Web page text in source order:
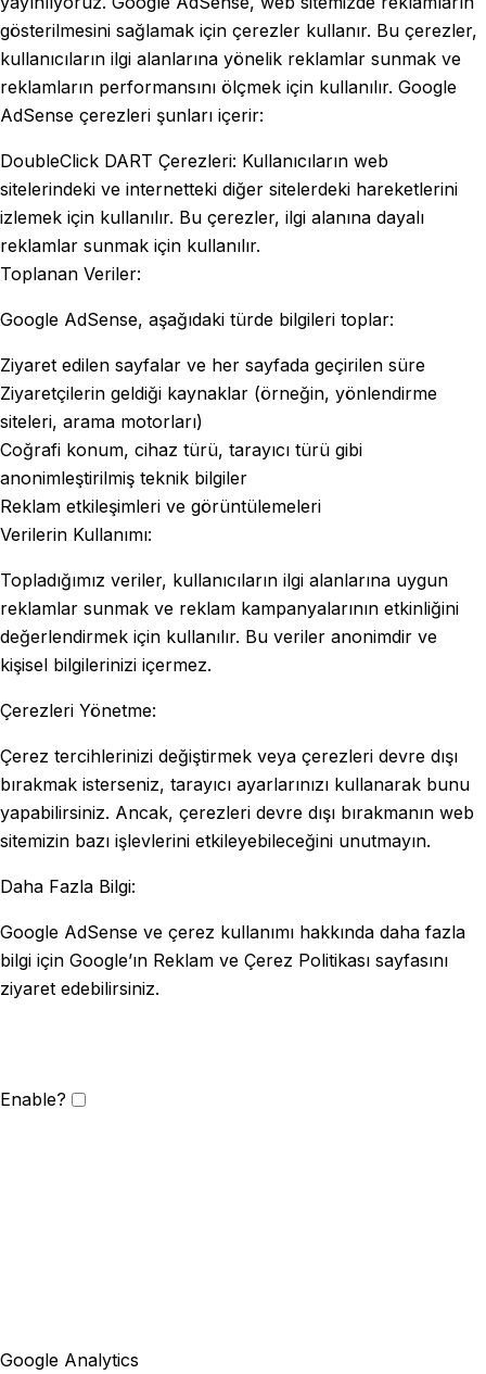
gösterilmesini sağlamak için çerezler kullanır. Bu çerezler,
kullanıcıların ilgi alanlarına yönelik reklamlar sunmak ve
reklamların performansını ölçmek için kullanılır. Google
AdSense çerezleri şunları içerir:
DoubleClick DART Çerezleri: Kullanıcıların web
sitelerindeki ve internetteki diğer sitelerdeki hareketlerini
izlemek için kullanılır. Bu çerezler, ilgi alanına dayalı
reklamlar sunmak için kullanılır.
Toplanan Veriler:
Google AdSense, aşağıdaki türde bilgileri toplar:
Ziyaret edilen sayfalar ve her sayfada geçirilen süre
Ziyaretçilerin geldiği kaynaklar (örneğin, yönlendirme
siteleri, arama motorları)
Coğrafi konum, cihaz türü, tarayıcı türü gibi
anonimleştirilmiş teknik bilgiler
Reklam etkileşimleri ve görüntülemeleri
Verilerin Kullanımı:
Topladığımız veriler, kullanıcıların ilgi alanlarına uygun
reklamlar sunmak ve reklam kampanyalarının etkinliğini
değerlendirmek için kullanılır. Bu veriler anonimdir ve
kişisel bilgilerinizi içermez.
Çerezleri Yönetme:
Çerez tercihlerinizi değiştirmek veya çerezleri devre dışı
bırakmak isterseniz, tarayıcı ayarlarınızı kullanarak bunu
yapabilirsiniz. Ancak, çerezleri devre dışı bırakmanın web
sitemizin bazı işlevlerini etkileyebileceğini unutmayın.
Daha Fazla Bilgi:
Google AdSense ve çerez kullanımı hakkında daha fazla
bilgi için Google’ın Reklam ve Çerez Politikası sayfasını
ziyaret edebilirsiniz.
Enable?
Google Analytics